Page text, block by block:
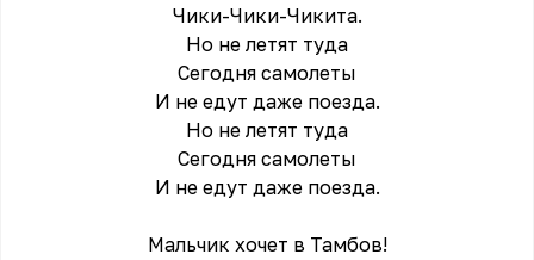
Чики-Чики-Чикита.
Но не летят туда
Сегодня самолеты
И не едут даже поезда.
Но не летят туда
Сегодня самолеты
И не едут даже поезда.
Мальчик хочет в Тамбов!